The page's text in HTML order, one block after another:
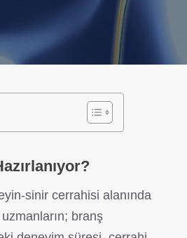
sinir cerrahisi alanında
branş